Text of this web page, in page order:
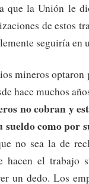
que la Unión le
de estos
seguiría en
mineros
hace muchos
no cobran y
sueldo como por
no sea la de
hacen el trabajo
un dedo. Los